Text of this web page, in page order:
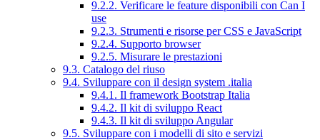
9.2.2. Verificare le feature disponibili con Can I
use
9.2.3. Strumenti e risorse per CSS e JavaScript
9.2.4. Supporto browser
9.2.5. Misurare le prestazioni
9.3. Catalogo del riuso
9.4. Sviluppare con il design system .italia
9.4.1. Il framework Bootstrap Italia
9.4.2. Il kit di sviluppo React
9.4.3. Il kit di sviluppo Angular
9.5. Sviluppare con i modelli di sito e servizi